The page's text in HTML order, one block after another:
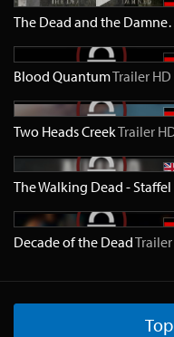
The Dead
Blood QuantumTrailer HD
Two Heads CreekTrailer
Decade of the DeadTrailer